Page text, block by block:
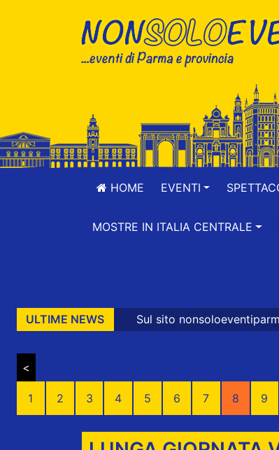
HOME EVENTI
MOSTRE IN ITALIA CENTRALE
ULTIME NEWS
Sul sito nonsoloeventiparma sono presenti
<
1 2 3 4 5 6 7 8 9